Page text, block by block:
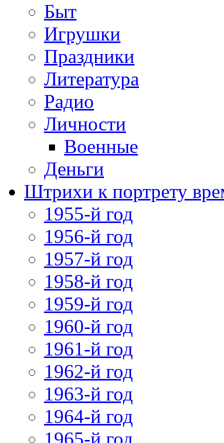
Быт
Игрушки
Праздники
Литература
Радио
Личности
Военные
Деньги
Штрихи к портрету
1955-й год
1956-й год
1957-й год
1958-й год
1959-й год
1960-й год
1961-й год
1962-й год
1963-й год
1964-й год